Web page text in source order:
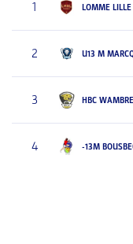
1 LOMME
2 U13 M
3 HBC
4 -13M